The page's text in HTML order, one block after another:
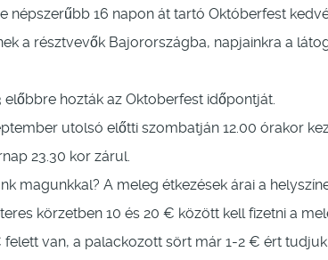
népszerűbb 16 napon át tartó Októberfest
a résztvevők Bajorországba, napjainkra a
előbbre hozták az Oktoberfest időpontját.
utolsó előtti szombatján 12.00 órakor
23.30 kor zárul.
magunkkal? A meleg étkezések árai a
körzetben 10 és 20 € között kell fizetni a
van, a palackozott sört már 1-2 € ért